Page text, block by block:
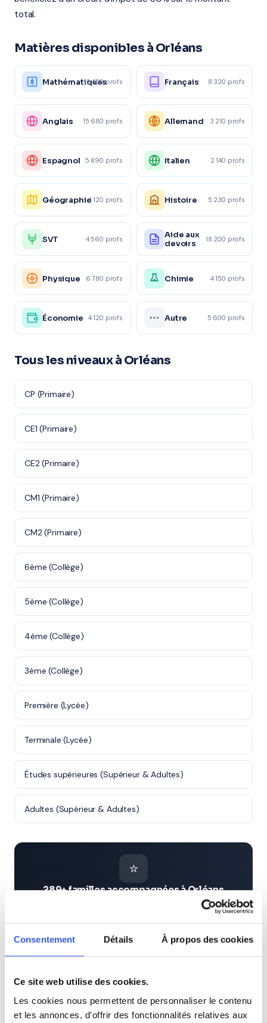
Consentement Détails À propos des cookies
Ce site web utilise des cookies.
Les cookies nous permettent de personnaliser le contenu
et les annonces, d'offrir des fonctionnalités relatives aux
total.
Matières disponibles à Orléans
Mathématiques
12 450 profs Français 8 320 profs
Anglais 15 680 profs Allemand 3 210 profs
Espagnol 5 890 profs Italien 2 140 profs
Géographie4 120 profs Histoire 5 230 profs
SVT 4 560 profs
Aide aux
devoirs
18 200 profs
Physique 6 780 profs Chimie 4 150 profs
Économie 4 120 profs Autre 5 600 profs
Tous les niveaux à Orléans
CP (Primaire)
CE1 (Primaire)
CE2 (Primaire)
CM1 (Primaire)
CM2 (Primaire)
6ème (Collège)
5ème (Collège)
4ème (Collège)
3ème (Collège)
Première (Lycée)
Terminale (Lycée)
Études supérieures (Supérieur & Adultes)
Adultes (Supérieur & Adultes)
⭐
289+ familles accompagnées à Orléans
Note moyenne de 4.8/5. Notre organisme partenaire
Rejoindre ces familles →
Villes proches de Orléans
Cours particuliers à Olivet (45)